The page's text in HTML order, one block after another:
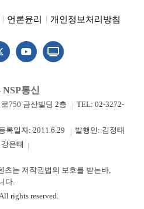
언론윤리 개인정보처리방침
통신
750 금산빌딩 2층
TEL: 02-3272-
록일자: 2011.6.29
발행인: 김정태
은태
츠는 저작권법의 보호를 받는바,
다.
rights reserved.